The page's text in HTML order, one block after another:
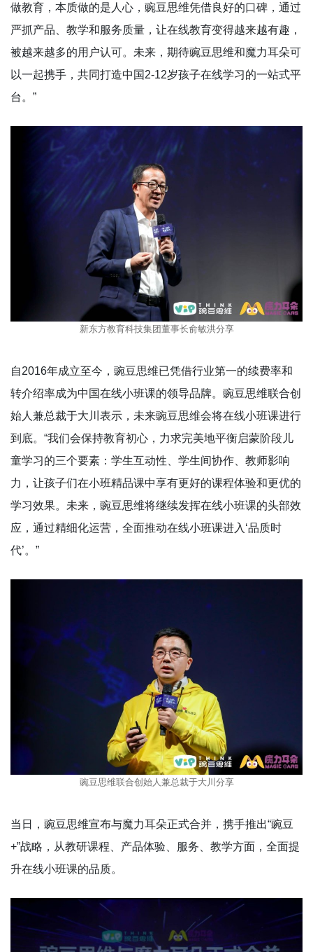
做教育，本质做的是人心，豌豆思维凭借良好的口碑，通过
严抓产品、教学和服务质量，让在线教育变得越来越有趣，
被越来越多的用户认可。未来，期待豌豆思维和魔力耳朵可
以一起携手，共同打造中国2-12岁孩子在线学习的一站式平
台。”
新东方教育科技集团董事长俞敏洪分享
自2016年成立至今，豌豆思维已凭借行业第一的续费率和
转介绍率成为中国在线小班课的领导品牌。豌豆思维联合创
始人兼总裁于大川表示，未来豌豆思维会将在线小班课进行
到底。“我们会保持教育初心，力求完美地平衡启蒙阶段儿
童学习的三个要素：学生互动性、学生间协作、教师影响
力，让孩子们在小班精品课中享有更好的课程体验和更优的
学习效果。未来，豌豆思维将继续发挥在线小班课的头部效
应，通过精细化运营，全面推动在线小班课进入‘品质时
代’。”
豌豆思维联合创始人兼总裁于大川分享
当日，豌豆思维宣布与魔力耳朵正式合并，携手推出“豌豆
+”战略，从教研课程、产品体验、服务、教学方面，全面提
升在线小班课的品质。